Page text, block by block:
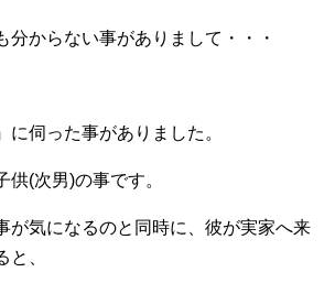
分からない事がありまして・・・
に伺った事がありました。
供(次男)の事です。
が気になるのと同時に、彼が実家へ来
、